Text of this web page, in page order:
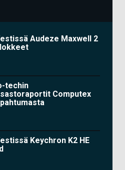
Audeze Maxwell 2
techin
Computex
Keychron K2 HE